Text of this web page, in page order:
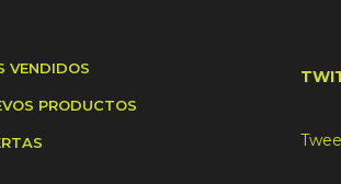
VENDIDOS
PRODUCTOS